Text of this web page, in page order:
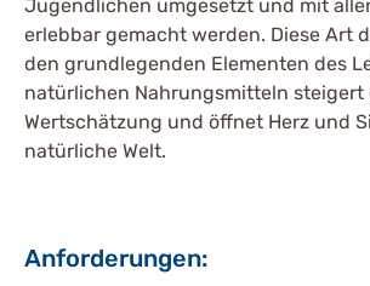
Jugendlichen umgesetzt und mit
erlebbar gemacht werden. Diese Art
den grundlegenden Elementen des
natürlichen Nahrungsmitteln steigert
Wertschätzung und öffnet Herz und
natürliche Welt.
Anforderungen: